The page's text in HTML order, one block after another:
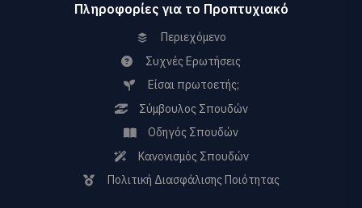
Πληροφορίες για το Προπτυχιακό
Περιεχόμενο
Συχνές Ερωτήσεις
Είσαι πρωτοετής;
Σύμβουλος Σπουδών
Οδηγός Σπουδών
Κανονισμός Σπουδών
Πολιτική Διασφάλισης Ποιότητας